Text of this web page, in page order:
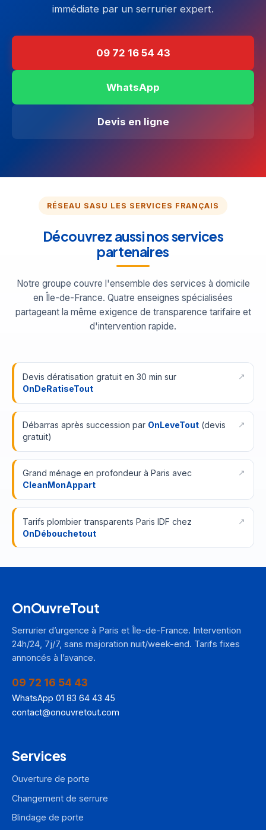
immédiate par un serrurier expert.
09 72 16 54 43
WhatsApp
Devis en ligne
RÉSEAU SASU LES SERVICES FRANÇAIS
Découvrez aussi nos services
partenaires
Notre groupe couvre l'ensemble des services à domicile
en Île-de-France. Quatre enseignes spécialisées
partageant la même exigence de transparence tarifaire et
d'intervention rapide.
Devis dératisation gratuit en 30 min sur
OnDeRatiseTout
Débarras après succession par OnLeveTout(devis
gratuit)
Grand ménage en profondeur à Paris avec
CleanMonAppart
Tarifs plombier transparents Paris IDF chez
OnDébouchetout
OnOuvreTout
Serrurier d’urgence à Paris et Île-de-France. Intervention
24h/24, 7j/7, sans majoration nuit/week-end. Tarifs fixes
annoncés à l’avance.
09 72 16 54 43
WhatsApp 01 83 64 43 45
contact@onouvretout.com
Services
Ouverture de porte
Changement de serrure
Blindage de porte